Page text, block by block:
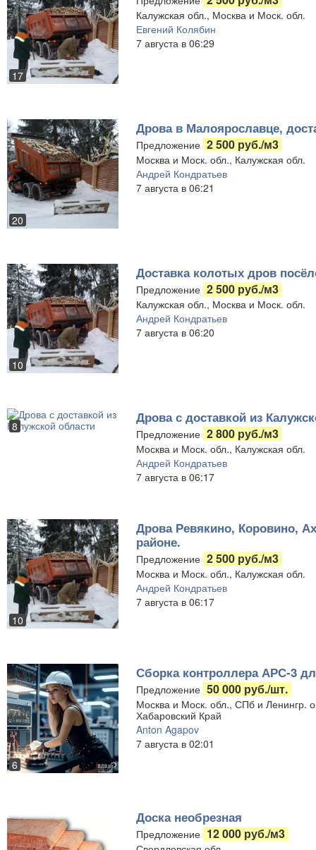
17
Калужская обл., Москва и Моск. обл.
Евгений Колябин
7 августа в 06:29
20
Дрова в Малоярославце,
Предложение 2 500 руб./м3
Москва и Моск. обл., Калужская обл.
Андрей Кондратьев
7 августа в 06:21
10
Доставка колотых дров
Предложение 2 500 руб./м3
Калужская обл., Москва и Моск. обл.
Андрей Кондратьев
7 августа в 06:20
8
Дрова с доставкой из
Предложение 2 800 руб./м3
Москва и Моск. обл., Калужская обл.
Андрей Кондратьев
7 августа в 06:17
10
Дрова Ревякино, Коровино,
районе.
Предложение 2 500 руб./м3
Москва и Моск. обл., Калужская обл.
Андрей Кондратьев
7 августа в 06:17
6
Сборка контроллера АРС-3
Предложение 50 000 руб./шт.
Москва и Моск. обл., СПб и Ленингр.
Хабаровский Край
Anton Agapov
7 августа в 02:01
Доска необрезная
Предложение 12 000 руб./м3